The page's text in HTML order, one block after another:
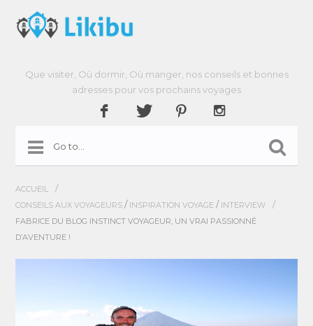
Que visiter, Où dormir, Où manger, nos conseils et bonnes
adresses pour vos prochains voyages
ACCUEIL /
CONSEILS AUX VOYAGEURS / INSPIRATION VOYAGE / INTERVIEW /
FABRICE DU BLOG INSTINCT VOYAGEUR, UN VRAI PASSIONNÉ
D’AVENTURE !